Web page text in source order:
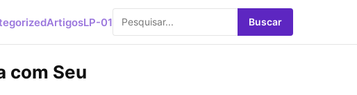
ArtigosLP-01 Buscar
com Seu